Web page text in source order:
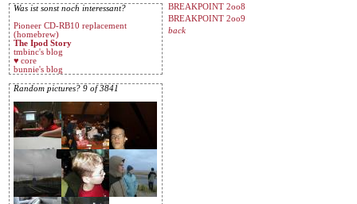
Was ist sonst noch interessant?
Pioneer CD-RB10 replacement
(homebrew)
The Ipod Story
tmbinc's blog
♥ core
bunnie's blog
Random pictures? 9 of 3841
BREAKPOINT 2oo8
BREAKPOINT 2oo9
back